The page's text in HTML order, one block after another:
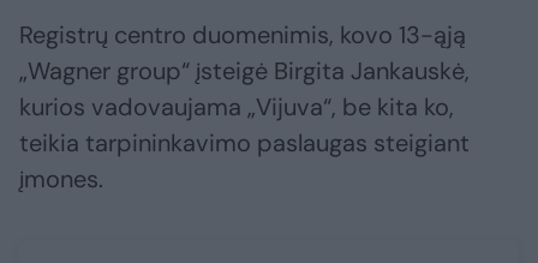
Registrų centro duomenimis, kovo 13-ąją
„Wagner group“ įsteigė Birgita Jankauskė,
kurios vadovaujama „Vijuva“, be kita ko,
teikia tarpininkavimo paslaugas steigiant
įmones.